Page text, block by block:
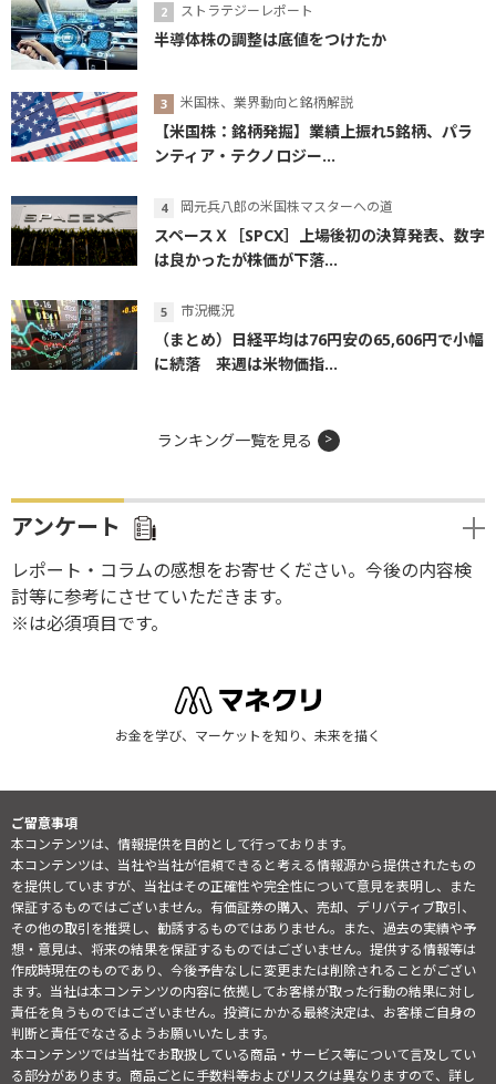
ストラテジーレポート
半導体株の調整は底値をつけたか
米国株、業界動向と銘柄解説
【米国株：銘柄発掘】業績上振れ5銘柄、パラ
ンティア・テクノロジー...
岡元兵八郎の米国株マスターへの道
スペースＸ［SPCX］上場後初の決算発表、数字
は良かったが株価が下落...
市況概況
（まとめ）日経平均は76円安の65,606円で小幅
に続落 来週は米物価指...
ランキング一覧を見る
アンケート
レポート・コラムの感想をお寄せください。今後の内容検
討等に参考にさせていただきます。
※は必須項目です。
お金を学び、マーケットを知り、未来を描く
ご留意事項
本コンテンツは、情報提供を目的として行っております。
本コンテンツは、当社や当社が信頼できると考える情報源から提供されたもの
を提供していますが、当社はその正確性や完全性について意見を表明し、また
保証するものではございません。有価証券の購入、売却、デリバティブ取引、
その他の取引を推奨し、勧誘するものではありません。また、過去の実績や予
想・意見は、将来の結果を保証するものではございません。提供する情報等は
作成時現在のものであり、今後予告なしに変更または削除されることがござい
ます。当社は本コンテンツの内容に依拠してお客様が取った行動の結果に対し
責任を負うものではございません。投資にかかる最終決定は、お客様ご自身の
判断と責任でなさるようお願いいたします。
本コンテンツでは当社でお取扱している商品・サービス等について言及してい
る部分があります。商品ごとに手数料等およびリスクは異なりますので、詳し